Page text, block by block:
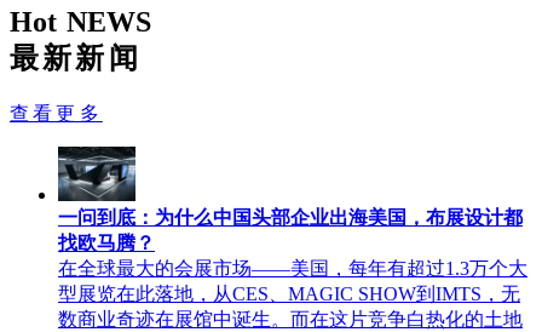
Hot NEWS
最新新闻
查看更多
一问到底：为什么中国头部企业出海美国，布展设计都
找欧马腾？
在全球最大的会展市场——美国，每年有超过1.3万个大
型展览在此落地，从CES、MAGIC SHOW到IMTS，无
数商业奇迹在展馆中诞生。而在这片竞争白热化的土地